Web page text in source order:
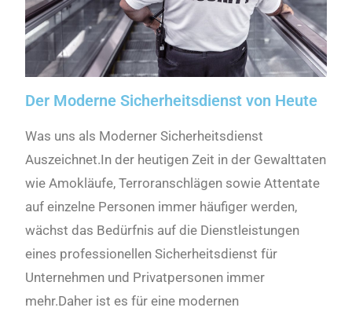
Der Moderne Sicherheitsdienst von Heute
Was uns als Moderner Sicherheitsdienst
Auszeichnet.In der heutigen Zeit in der Gewalttaten
wie Amokläufe, Terroranschlägen sowie Attentate
auf einzelne Personen immer häufiger werden,
wächst das Bedürfnis auf die Dienstleistungen
eines professionellen Sicherheitsdienst für
Unternehmen und Privatpersonen immer
mehr.Daher ist es für eine modernen